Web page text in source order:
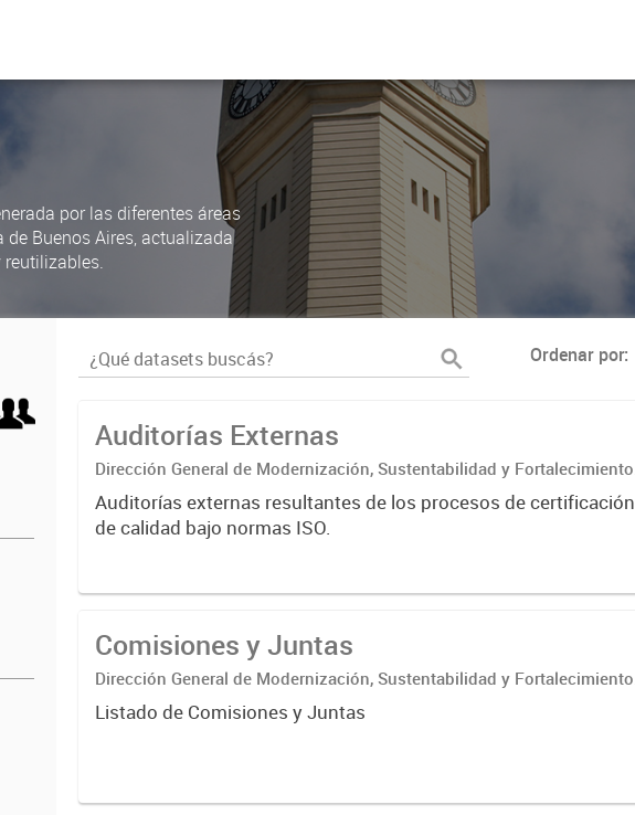
por las diferentes áreas
Buenos Aires, actualizada
Ordenar por
Auditorías Externas
Dirección General de Modernización, Sustentabilidad y Fortalecimiento
Institucional
Auditorías externas resultantes de los procesos de certificación
de calidad bajo normas ISO.
Comisiones y Juntas
Dirección General de Modernización, Sustentabilidad y Fortalecimiento
Institucional
Listado de Comisiones y Juntas